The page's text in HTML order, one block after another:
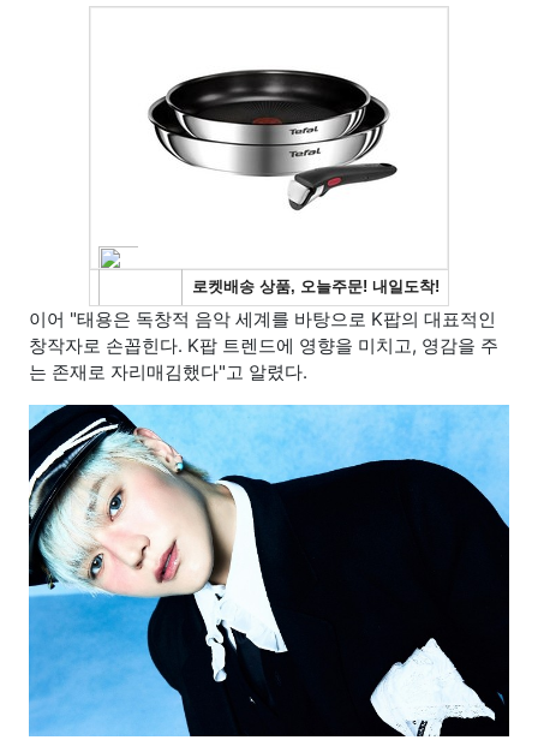
이어 "태용은 독창적 음악 세계를 바탕으로 K팝의 대표적인
창작자로 손꼽힌다. K팝 트렌드에 영향을 미치고, 영감을 주
는 존재로 자리매김했다"고 알렸다.